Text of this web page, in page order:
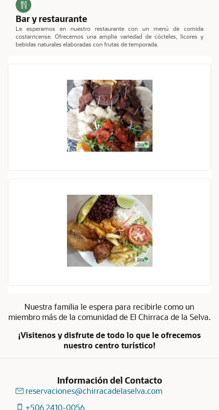
Bar y restaurante
Le esperamos en nuestro restaurante con un menú de comida
costarricense. Ofrecemos una amplia variedad de cócteles, licores y
bebidas naturales elaboradas con frutas de temporada.
Nuestra familia le espera para recibirle como un
miembro más de la comunidad de El Chirraca de la Selva.
¡Visitenos y disfrute de todo lo que le ofrecemos
nuestro centro turístico!
Información del Contacto
reservaciones@chirracadelaselva.com
+506 2410-0056